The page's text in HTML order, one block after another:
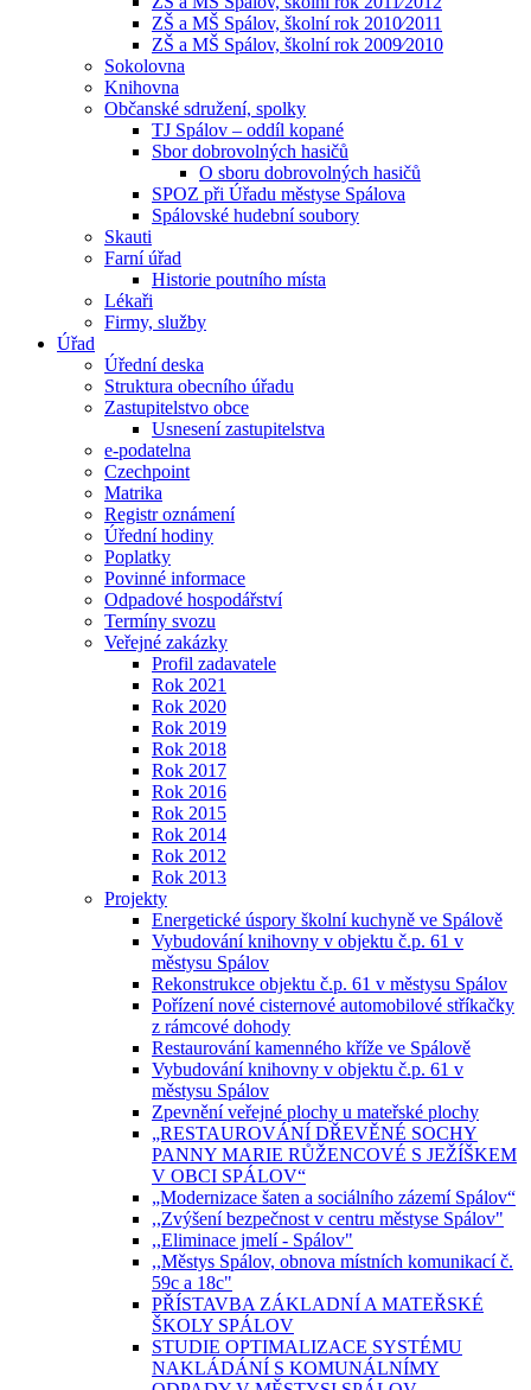
ZŠ a MŠ Spálov, školní rok 2010⁄2011
ZŠ a MŠ Spálov, školní rok 2009⁄2010
Sokolovna
Knihovna
Občanské sdružení, spolky
TJ Spálov – oddíl kopané
Sbor dobrovolných hasičů
O sboru dobrovolných hasičů
SPOZ při Úřadu městyse Spálova
Spálovské hudební soubory
Skauti
Farní úřad
Historie poutního místa
Lékaři
Firmy, služby
Úřad
Úřední deska
Struktura obecního úřadu
Zastupitelstvo obce
Usnesení zastupitelstva
e-podatelna
Czechpoint
Matrika
Registr oznámení
Úřední hodiny
Poplatky
Povinné informace
Odpadové hospodářství
Termíny svozu
Veřejné zakázky
Profil zadavatele
Rok 2021
Rok 2020
Rok 2019
Rok 2018
Rok 2017
Rok 2016
Rok 2015
Rok 2014
Rok 2012
Rok 2013
Projekty
Energetické úspory školní kuchyně ve Spálově
Vybudování knihovny v objektu č.p. 61 v
městysu Spálov
Rekonstrukce objektu č.p. 61 v městysu Spálov
Pořízení nové cisternové automobilové stříkačky
z rámcové dohody
Restaurování kamenného kříže ve Spálově
Vybudování knihovny v objektu č.p. 61 v
městysu Spálov
Zpevnění veřejné plochy u mateřské plochy
„RESTAUROVÁNÍ DŘEVĚNÉ SOCHY
PANNY MARIE RŮŽENCOVÉ S JEŽÍŠKEM
V OBCI SPÁLOV“
„Modernizace šaten a sociálního zázemí Spálov“
,,Zvýšení bezpečnost v centru městyse Spálov"
,,Eliminace jmelí - Spálov"
,,Městys Spálov, obnova místních komunikací č.
59c a 18c"
PŘÍSTAVBA ZÁKLADNÍ A MATEŘSKÉ
ŠKOLY SPÁLOV
STUDIE OPTIMALIZACE SYSTÉMU
NAKLÁDÁNÍ S KOMUNÁLNÍMY